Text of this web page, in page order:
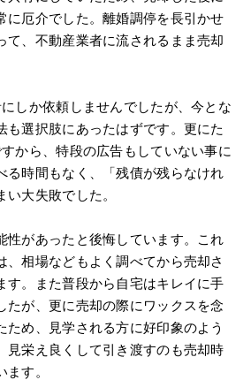
に厄介でした。離婚調停を長引かせ
て、不動産業者に流されるまま売却
しか依頼しませんでしたが、今とな
も選択肢にあったはずです。更にた
から、特段の広告もしていない事に
る時間もなく、「残債が残らなけれ
大失敗でした。
性があったと後悔しています。これ
、相場などもよく調べてから売却さ
す。また普段から自宅はキレイに手
たが、更に売却の際にワックスを念
ため、見学される方に好印象のよう
見栄え良くして引き渡すのも売却時
す。